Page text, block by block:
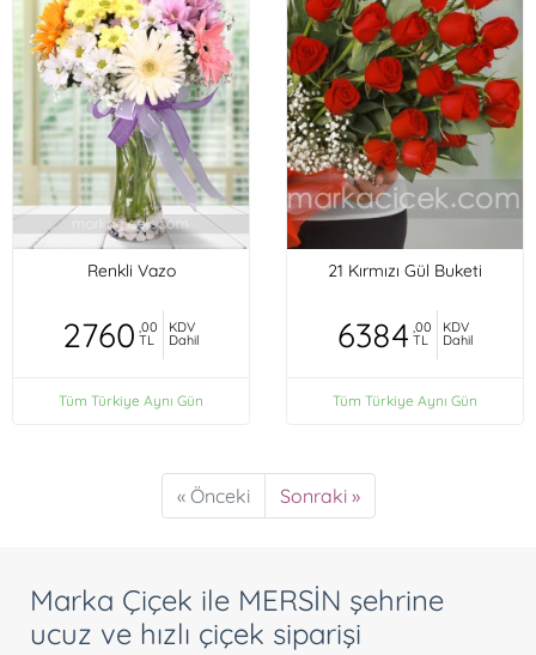
Renkli Vazo
2760 ,00
TL
KDV
Dahil
Tüm Türkiye Aynı Gün
21 Kırmızı Gül Buketi
6384 ,00
TL
KDV
Dahil
Tüm Türkiye Aynı Gün
« Önceki Sonraki »
Marka Çiçek ile MERSİN şehrine
ucuz ve hızlı çiçek siparişi